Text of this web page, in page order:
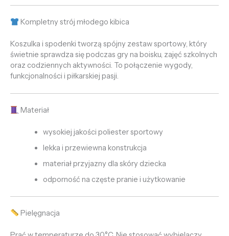
Kompletny strój młodego kibica
Koszulka i spodenki tworzą spójny zestaw sportowy, który
świetnie sprawdza się podczas gry na boisku, zajęć szkolnych
oraz codziennych aktywności. To połączenie wygody,
funkcjonalności i piłkarskiej pasji.
Materiał
wysokiej jakości poliester sportowy
lekka i przewiewna konstrukcja
materiał przyjazny dla skóry dziecka
odporność na częste pranie i użytkowanie
Pielęgnacja